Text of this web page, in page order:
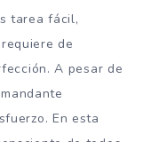
tarea fácil,
de
A pesar de
En esta